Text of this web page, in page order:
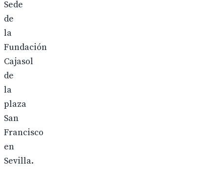
Sede
de
la
Fundación
Cajasol
de
la
plaza
San
Francisco
en
Sevilla.